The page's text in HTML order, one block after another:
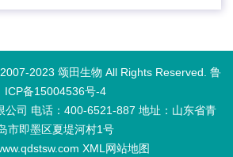
2023 颂田生物 All Rights Reserved. 鲁
ICP备15004536号-4
公司 电话：400-6521-887​ 地址：山东省青
市即墨区夏堤河村1号
XML 网站地图